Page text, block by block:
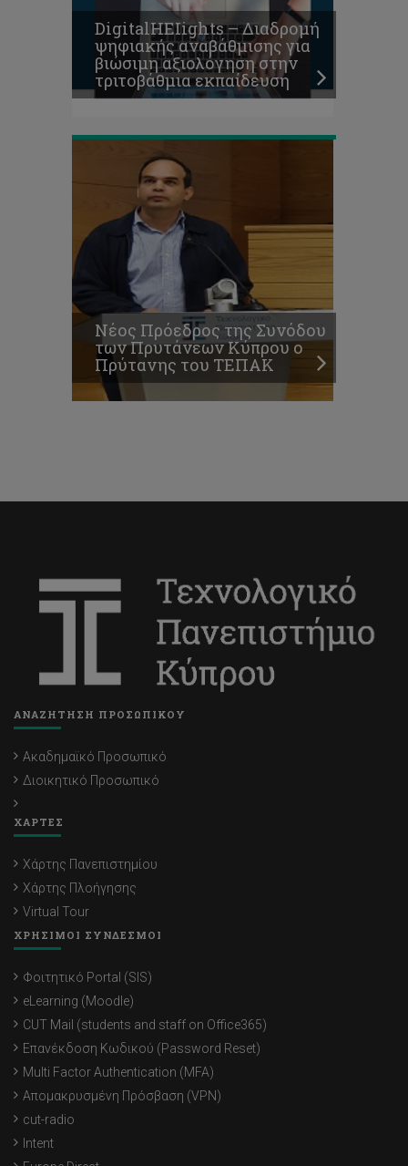
DigitalHEIights – Διαδρομή
ψηφιακής αναβάθμισης για
βιώσιμη αξιολόγηση στην
τριτοβάθμια εκπαίδευση
Πρυτάνεων
Κύπρου
ο
Πρύτανης
του
ΤΕΠΑΚ
Νέος Πρόεδρος της Συνόδου
των Πρυτάνεων Κύπρου ο
Πρύτανης του ΤΕΠΑΚ
ΑΝΑΖΗΤΗΣΗ ΠΡΟΣΩΠΙΚΟΥ
Ακαδημαϊκό Προσωπικό
Διοικητικό Προσωπικό
ΧΑΡΤΕΣ
Χάρτης Πανεπιστημίου
Χάρτης Πλοήγησης
Virtual Tour
ΧΡΗΣΙΜΟΙ ΣΥΝΔΕΣΜΟΙ
Φοιτητικό Portal (SIS)
eLearning (Moodle)
CUT Mail (students and staff on Office365)
Επανέκδοση Κωδικού (Password Reset)
Multi Factor Authentication (MFA)
Απομακρυσμένη Πρόσβαση (VPN)
cut-radio
Intent